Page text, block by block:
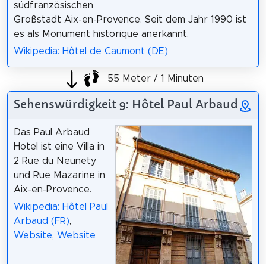
südfranzösischen
Großstadt Aix-en-Provence. Seit dem Jahr 1990 ist
es als Monument historique anerkannt.
Wikipedia: Hôtel de Caumont (DE)
55 Meter / 1 Minuten
Sehenswürdigkeit 9: Hôtel Paul Arbaud
Das Paul Arbaud
Hotel ist eine Villa in
2 Rue du Neunety
und Rue Mazarine in
Aix-en-Provence.
Wikipedia: Hôtel Paul
Arbaud (FR),
Website, Website